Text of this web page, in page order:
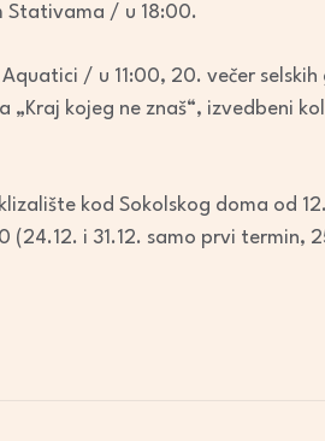
Stativama / u 18:00.
/ u 11:00, 20. večer selskih
kojeg ne znaš“, izvedbeni
kod Sokolskog doma od
i 31.12. samo prvi termin,